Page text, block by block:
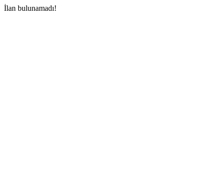
İlan bulunamadı!